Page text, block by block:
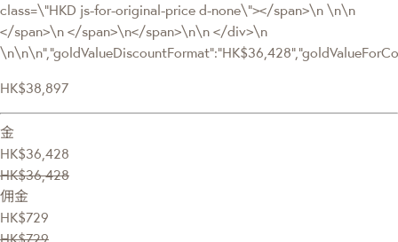
class=\"HKD js-for-original-price d-none\"></span>\n \n\n
</span>\n </span>\n</span>\n\n </div>\n
HK$38,897
金
HK$36,428
HK$36,428
佣金
HK$729
HK$729